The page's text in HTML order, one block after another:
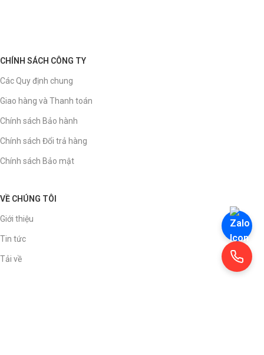
CHÍNH SÁCH CÔNG TY
Các Quy định chung
Giao hàng và Thanh toán
Chính sách Bảo hành
Chính sách Đổi trả hàng
Chính sách Bảo mật
VỀ CHÚNG TÔI
Giới thiệu
Tin tức
Tải về